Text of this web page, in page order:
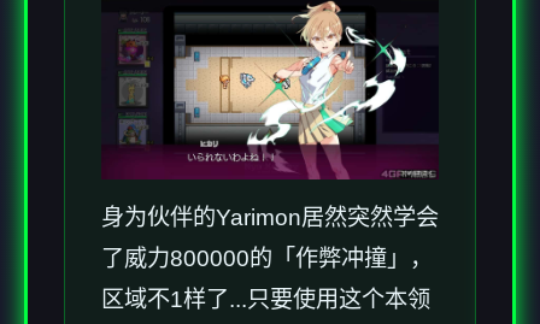
身为伙伴的Yarimon居然突然学会
了威力800000的「作弊冲撞」，
区域不1样了...只要使用这个本领